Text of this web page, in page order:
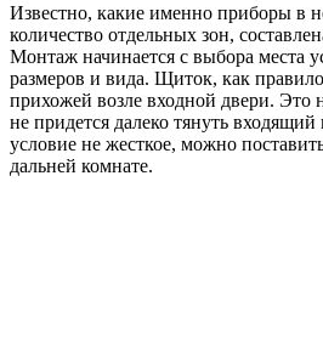
Известно, какие именно приборы в
количество отдельных зон,
Монтаж начинается с выбора места
размеров и вида. Щиток, как
прихожей возле входной двери. Это
не придется далеко тянуть
условие не жесткое, можно
дальней комнате.